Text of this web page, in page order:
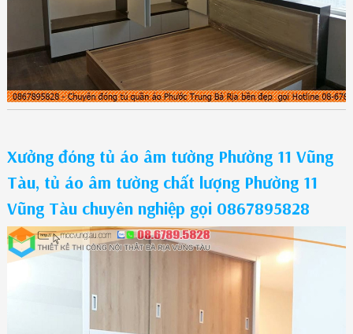
Xưởng đóng tủ áo âm tường Phường 11 Vũng
Tàu, tủ áo âm tường chất lượng Phường 11
Vũng Tàu chuyên nghiệp gọi 0867895828